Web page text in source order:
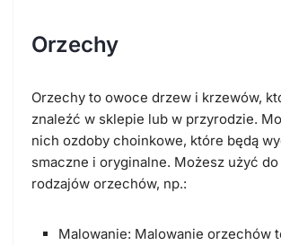
Orzechy
Orzechy to owoce drzew i krzewów,
znaleźć w sklepie lub w przyrodzie.
nich ozdoby choinkowe, które będą
smaczne i oryginalne. Możesz użyć
rodzajów orzechów, np.:
Malowanie: Malowanie orzechów